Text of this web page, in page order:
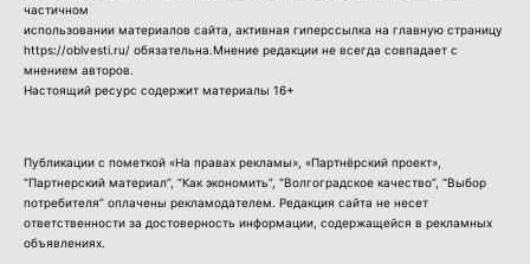
частичном
использовании материалов сайта, активная гиперссылка на главную страницу
https://oblvesti.ru/ обязательна.Мнение редакции не всегда совпадает с
мнением авторов.
Настоящий ресурс содержит материалы 16+
Публикации с пометкой «На правах рекламы», «Партнёрский проект»,
“Партнерский материал”, “Как экономить”, “Волгоградское качество”, “Выбор
потребителя” оплачены рекламодателем. Редакция сайта не несет
ответственности за достоверность информации, содержащейся в рекламных
объявлениях.